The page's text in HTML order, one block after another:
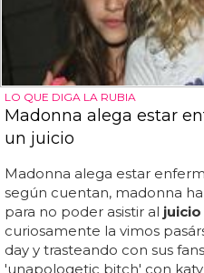
LO QUE DIGA LA RUBIA
Madonna alega estar
un juicio
Madonna alega estar
según cuentan, madonna
para no poder asistir al juicio
curiosamente la vimos
day y trasteando con sus
'unapologetic bitch' con katy